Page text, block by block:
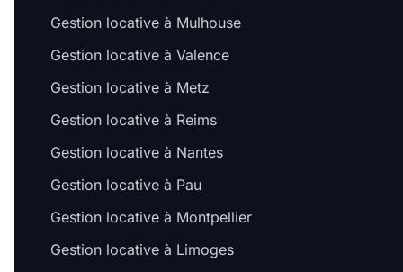
Gestion locative à Mulhouse
Gestion locative à Valence
Gestion locative à Metz
Gestion locative à Reims
Gestion locative à Nantes
Gestion locative à Pau
Gestion locative à Montpellier
Gestion locative à Limoges